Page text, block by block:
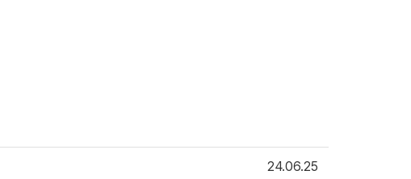
24.06.25